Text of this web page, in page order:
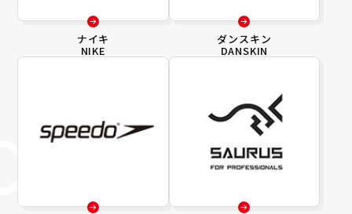
ナイキ
NIKE
ダンスキン
DANSKIN